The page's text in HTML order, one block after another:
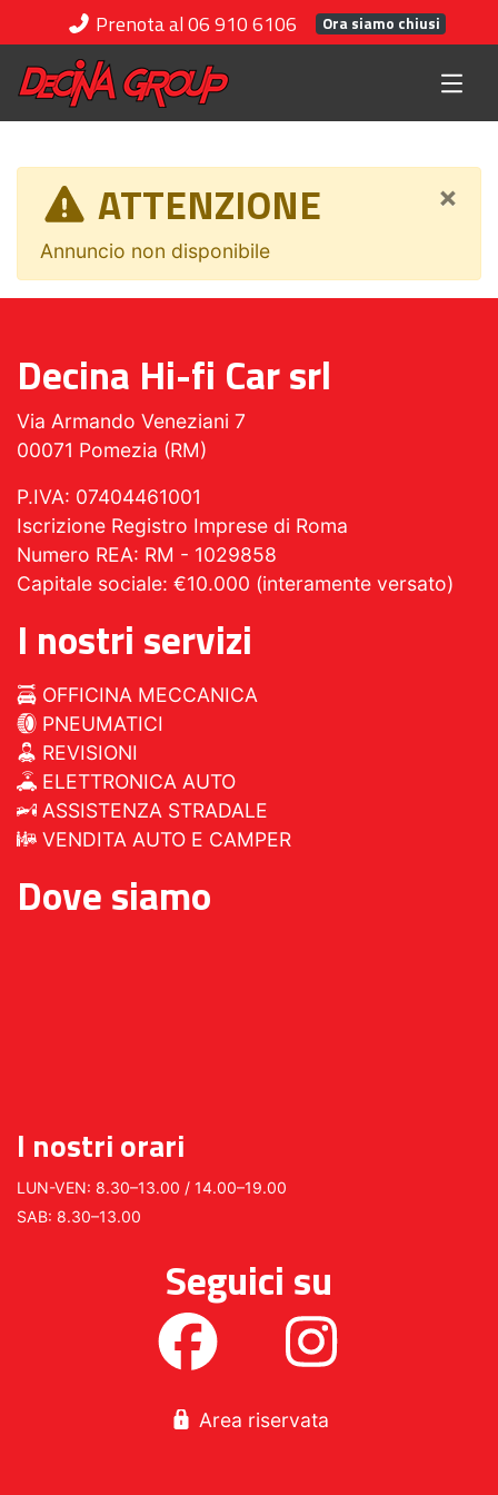
Prenota al 06 910 6106 Ora siamo chiusi
×
ATTENZIONE
Annuncio non disponibile
Decina Hi-fi Car srl
Via Armando Veneziani 7
00071 Pomezia (RM)
P.IVA: 07404461001
Iscrizione Registro Imprese di Roma
Numero REA: RM - 1029858
Capitale sociale: €10.000 (interamente versato)
I nostri servizi
OFFICINA MECCANICA
PNEUMATICI
REVISIONI
ELETTRONICA AUTO
ASSISTENZA STRADALE
VENDITA AUTO E CAMPER
Dove siamo
I nostri orari
LUN-VEN: 8.30–13.00 / 14.00–19.00
SAB: 8.30–13.00
Seguici su
Area riservata